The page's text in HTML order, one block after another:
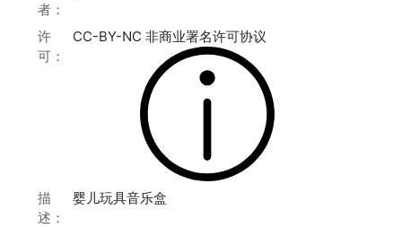
者：
许
可：
CC-BY-NC 非商业署名许可协议
描
述：
婴儿玩具音乐盒